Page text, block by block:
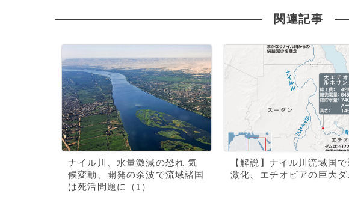
関連記事
ナイル川、水量激減の恐れ 気
候変動、開発の余波で流域諸国
は死活問題に（1）
【解説】ナイル川流域国で
激化、エチオピアの巨大ダ